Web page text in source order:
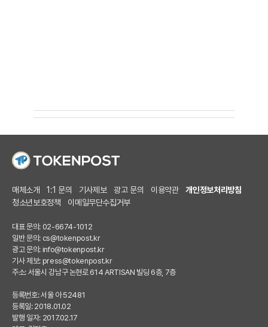
매체소개 1:1 문의 기사제보 광고 문의 이용약관
개인정보처리방침
청소년보호정책
이메일무단수집거부
대표 문의: 02-6674-1012
일반 문의: cs@tokenpost.kr
광고 문의: info@tokenpost.kr
기사 제보: press@tokenpost.kr
주소: 서울시 강남구 논현로 614 ARTISAN 빌딩 6층, 7층
등록번호: 서울 아 52481
등록일: 2018.01.02
발행 일자: 2017.02.17